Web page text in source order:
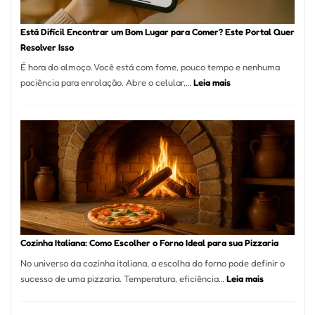
Paulo
Está Difícil Encontrar um Bom Lugar para Comer? Este Portal Quer
Resolver Isso
É hora do almoço. Você está com fome, pouco tempo e nenhuma
paciência para enrolação. Abre o celular,… Leia mais:
Encontrar
um
Lugar
para
Comer?
Este
Portal
Resolver
Isso
Cozinha Italiana: Como Escolher o Forno Ideal para sua Pizzaria
No universo da cozinha italiana, a escolha do forno pode definir o
sucesso de uma pizzaria. Temperatura, eficiência… Leia mais: